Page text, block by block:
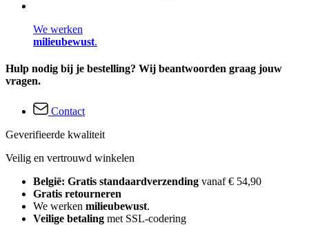
We werken
milieubewust.
Hulp nodig bij je bestelling? Wij beantwoorden graag jouw
vragen.
Contact
Geverifieerde kwaliteit
Veilig en vertrouwd winkelen
België: Gratis standaardverzending vanaf € 54,90
Gratis retourneren
We werken milieubewust.
Veilige betaling met SSL-codering